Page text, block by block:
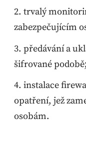
trvalý
zabezpečujícím
předávání a
šifrované podobě;
instalace
opatření, jež
osobám.